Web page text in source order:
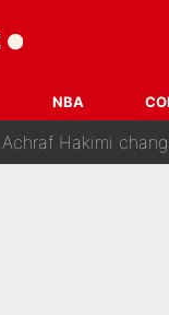
NBA
champions du
pu empêcher son départ,
Hakimi